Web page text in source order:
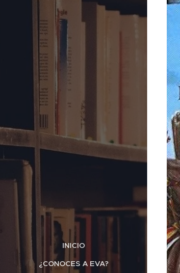
INICIO
¿CONOCES A EVA?